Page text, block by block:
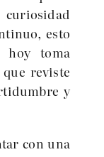
esto
hoy toma
reviste
y
con una